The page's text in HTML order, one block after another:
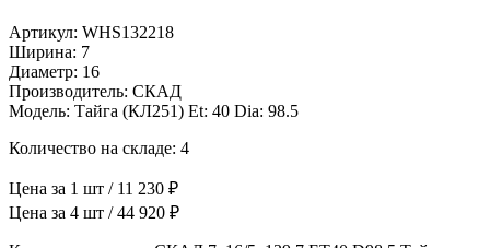
Артикул: WHS132218
Ширина: 7
Диаметр: 16
Производитель: СКАД
Модель: Тайга (КЛ251) Et: 40 Dia: 98.5
Количество на складе: 4
Цена за 1 шт / 11 230 ₽
Цена за 4 шт / 44 920 ₽